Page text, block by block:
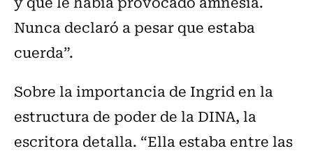
Nunca declaró a pesar que estaba
cuerda”.
Sobre la importancia de Ingrid en la
estructura de poder de la DINA, la
escritora detalla. “Ella estaba entre las